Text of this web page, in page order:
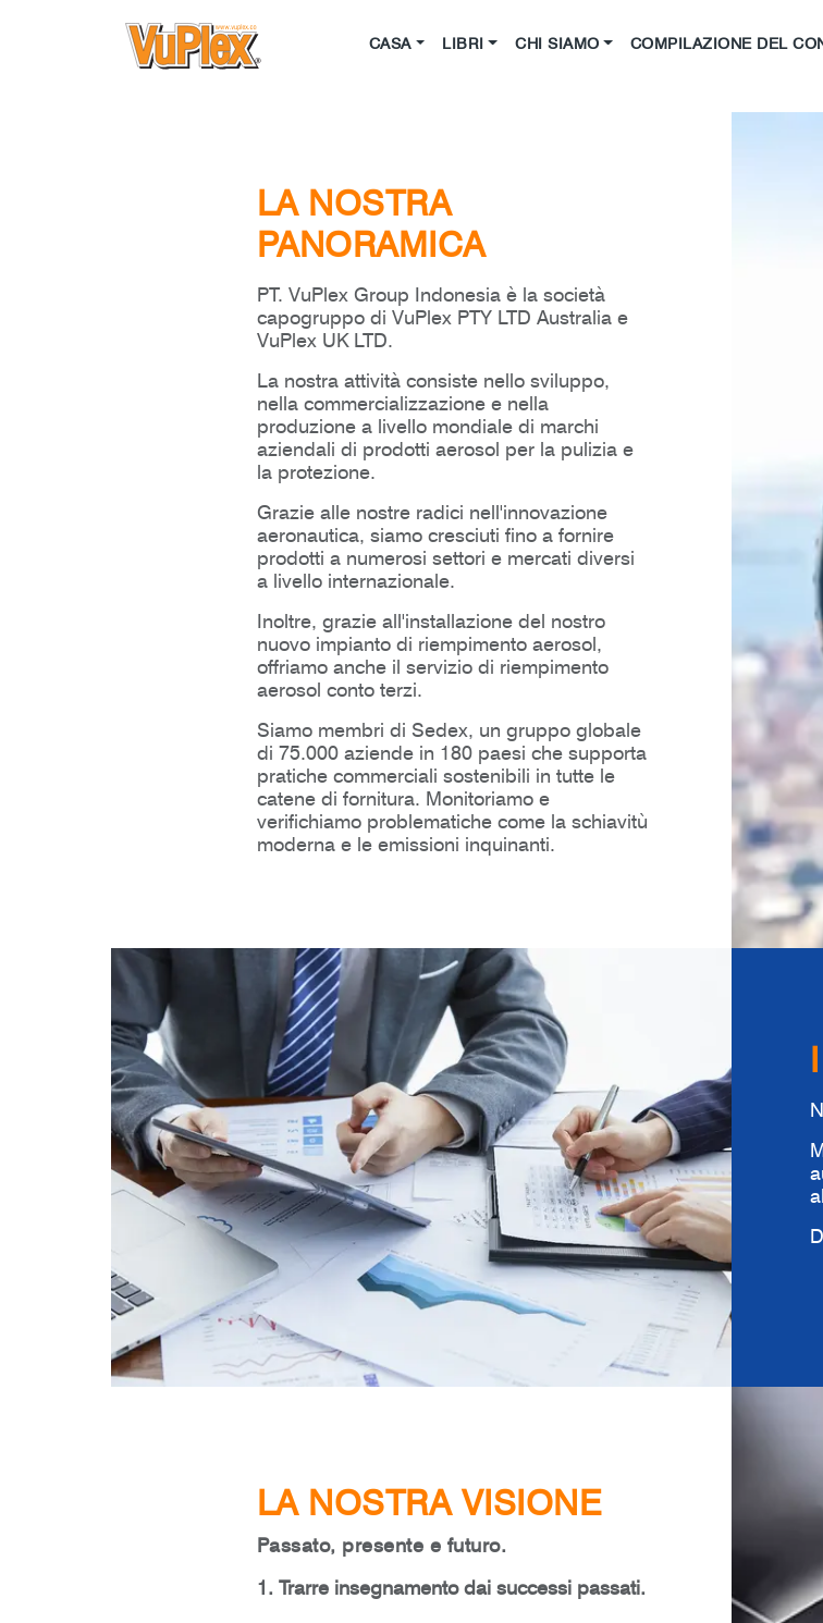
CASA LIBRI CHI SIAMO COMPILAZIONE DEL
LA NOSTRA
PANORAMICA
PT. VuPlex Group Indonesia è la società
capogruppo di VuPlex PTY LTD Australia e
VuPlex UK LTD.
La nostra attività consiste nello sviluppo,
nella commercializzazione e nella
produzione a livello mondiale di marchi
aziendali di prodotti aerosol per la pulizia e
la protezione.
Grazie alle nostre radici nell'innovazione
aeronautica, siamo cresciuti fino a fornire
prodotti a numerosi settori e mercati diversi
a livello internazionale.
Inoltre, grazie all'installazione del nostro
nuovo impianto di riempimento aerosol,
offriamo anche il servizio di riempimento
aerosol conto terzi.
Siamo membri di Sedex, un gruppo globale
di 75.000 aziende in 180 paesi che supporta
pratiche commerciali sostenibili in tutte le
catene di fornitura. Monitoriamo e
verifichiamo problematiche come la schiavitù
moderna e le emissioni inquinanti.
LA NOSTRA VISIONE
Passato, presente e futuro.
1. Trarre insegnamento dai successi passati.